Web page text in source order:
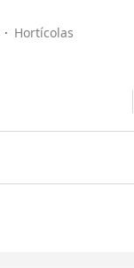
Hortícolas